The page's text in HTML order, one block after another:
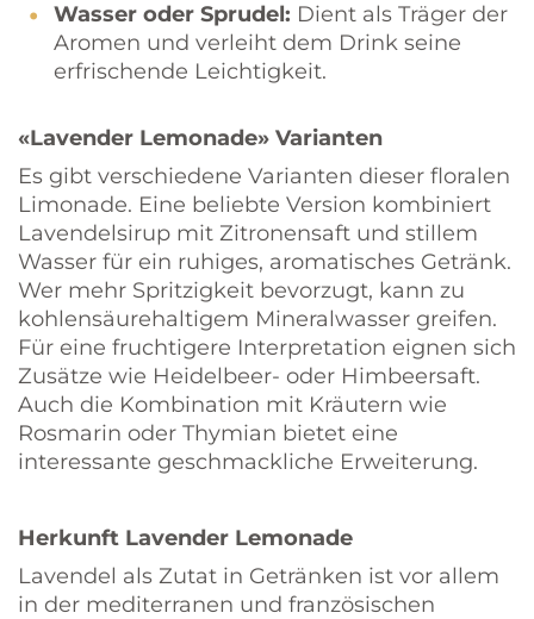
Wasser oder Sprudel: Dient als Träger der
Aromen und verleiht dem Drink seine
erfrischende Leichtigkeit.
«Lavender Lemonade» Varianten
Es gibt verschiedene Varianten dieser floralen
Limonade. Eine beliebte Version kombiniert
Lavendelsirup mit Zitronensaft und stillem
Wasser für ein ruhiges, aromatisches Getränk.
Wer mehr Spritzigkeit bevorzugt, kann zu
kohlensäurehaltigem Mineralwasser greifen.
Für eine fruchtigere Interpretation eignen sich
Zusätze wie Heidelbeer- oder Himbeersaft.
Auch die Kombination mit Kräutern wie
Rosmarin oder Thymian bietet eine
interessante geschmackliche Erweiterung.
Herkunft Lavender Lemonade
Lavendel als Zutat in Getränken ist vor allem
in der mediterranen und französischen